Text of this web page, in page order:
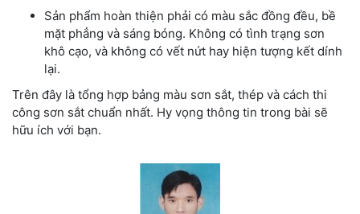
Sản phẩm hoàn thiện phải có màu sắc đồng đều, bề
mặt phẳng và sáng bóng. Không có tình trạng sơn
khô cạo, và không có vết nứt hay hiện tượng kết dính
lại.
Trên đây là tổng hợp bảng màu sơn sắt, thép và cách thi
công sơn sắt chuẩn nhất. Hy vọng thông tin trong bài sẽ
hữu ích với bạn.